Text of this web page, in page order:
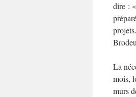
dire :
La
mois,
murs